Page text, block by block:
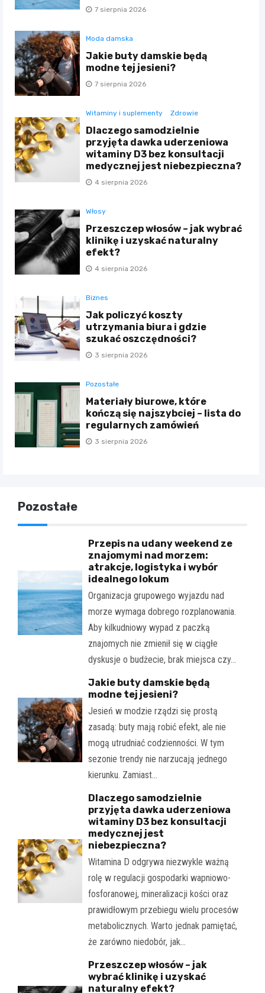
7 sierpnia 2026
Moda damska
Jakie buty damskie będą
modne tej jesieni?
7 sierpnia 2026
Witaminy i suplementy Zdrowie
Dlaczego samodzielnie
przyjęta dawka uderzeniowa
witaminy D3 bez konsultacji
medycznej jest niebezpieczna?
4 sierpnia 2026
Włosy
Przeszczep włosów – jak wybrać
klinikę i uzyskać naturalny
efekt?
4 sierpnia 2026
Biznes
Jak policzyć koszty
utrzymania biura i gdzie
szukać oszczędności?
3 sierpnia 2026
Pozostałe
Materiały biurowe, które
kończą się najszybciej – lista do
regularnych zamówień
3 sierpnia 2026
Pozostałe
Przepis na udany weekend ze
znajomymi nad morzem:
atrakcje, logistyka i wybór
idealnego lokum
Organizacja grupowego wyjazdu nad
morze wymaga dobrego rozplanowania.
Aby kilkudniowy wypad z paczką
znajomych nie zmienił się w ciągłe
dyskusje o budżecie, brak miejsca czy…
Jakie buty damskie będą
modne tej jesieni?
Jesień w modzie rządzi się prostą
zasadą: buty mają robić efekt, ale nie
mogą utrudniać codzienności. W tym
sezonie trendy nie narzucają jednego
kierunku. Zamiast…
Dlaczego samodzielnie
przyjęta dawka uderzeniowa
witaminy D3 bez konsultacji
medycznej jest
niebezpieczna?
Witamina D odgrywa niezwykle ważną
rolę w regulacji gospodarki wapniowo-
fosforanowej, mineralizacji kości oraz
prawidłowym przebiegu wielu procesów
metabolicznych. Warto jednak pamiętać,
że zarówno niedobór, jak…
Przeszczep włosów – jak
wybrać klinikę i uzyskać
naturalny efekt?